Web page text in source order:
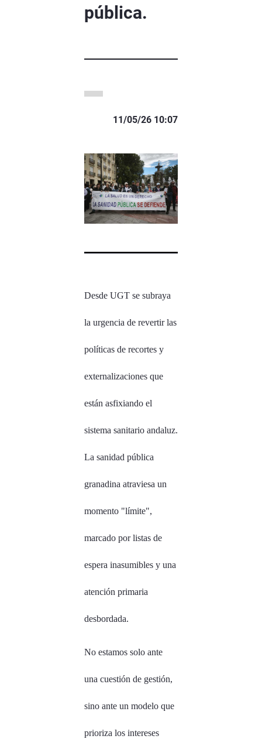
pública.
11/05/26 10:07
Desde UGT se subraya
la urgencia de revertir las
políticas de recortes y
externalizaciones que
están asfixiando el
sistema sanitario andaluz.
La sanidad pública
granadina atraviesa un
momento "límite",
marcado por listas de
espera inasumibles y una
atención primaria
desbordada.
No estamos solo ante
una cuestión de gestión,
sino ante un modelo que
prioriza los intereses